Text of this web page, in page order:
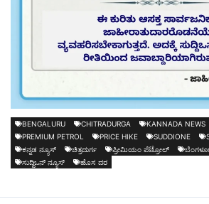
BENGALURU CHITRADURGA KANNADA NEWS
PREMIUM PETROL
PRICE HIKE SUDDIONE
ಕನ್ನಡ ನ್ಯೂಸ್
ಚಿತ್ರದುರ್ಗ ಪ್ರೀಮಿಯಂ ಪೆಟ್ರೋಲ್
ಸುದ್ದಿಒನ್ ನ್ಯೂಸ್
ಹೊಸ ದರ